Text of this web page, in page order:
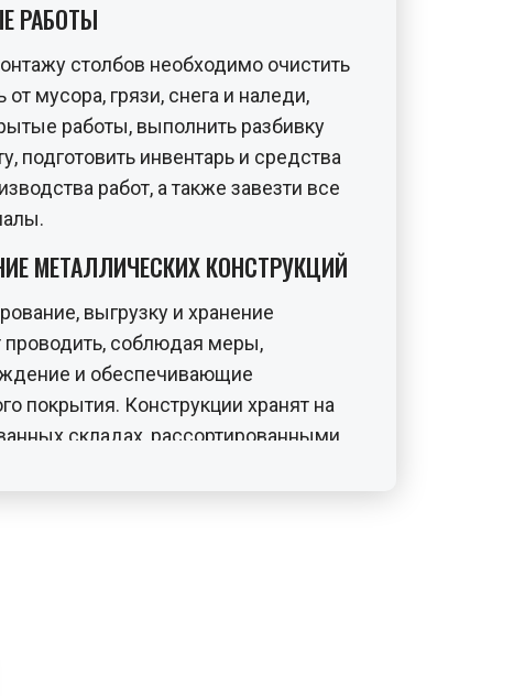
РАБОТЫ
столбов необходимо очистить
мусора, грязи, снега и наледи,
работы, выполнить разбивку
подготовить инвентарь и средства
работ, а также завезти все
МЕТАЛЛИЧЕСКИХ КОНСТРУКЦИЙ
выгрузку и хранение
проводить, соблюдая меры,
и обеспечивающие
покрытия. Конструкции хранят на
складах, рассортированными
Зоны складирования
проходами шириной не менее 1 м